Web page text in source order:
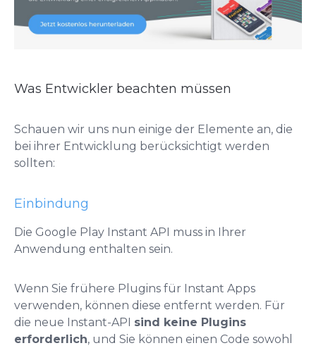
Was Entwickler beachten müssen
Schauen wir uns nun einige der Elemente an, die
bei ihrer Entwicklung berücksichtigt werden
sollten:
Einbindung
Die Google Play Instant API muss in Ihrer
Anwendung enthalten sein.
Wenn Sie frühere Plugins für Instant Apps
verwenden, können diese entfernt werden. Für
die neue Instant-API sind keine Plugins
erforderlich, und Sie können einen Code sowohl